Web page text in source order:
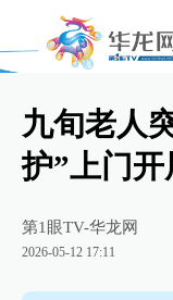
九旬老人
护”上门
第1眼TV-华龙网
2026-05-12 17:11